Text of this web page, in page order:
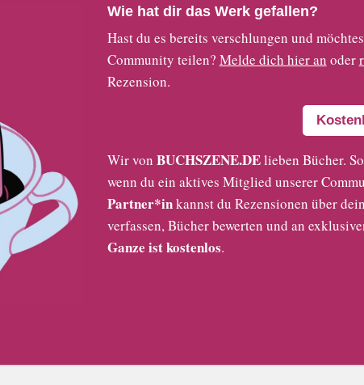
Wie hat dir das Werk gefallen?
Hast du es bereits verschlungen und
Community teilen? Melde dich hier an oder
Rezension.
Wir von BUCHSZENE.DElieben Bücher.
wenn du ein aktives Mitglied unserer
Partner*inkannst du Rezensionen über
verfassen, Bücher bewerten und an
Ganze ist kostenlos.